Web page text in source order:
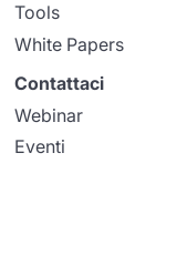
Tools
White Papers
Contattaci
Webinar
Eventi